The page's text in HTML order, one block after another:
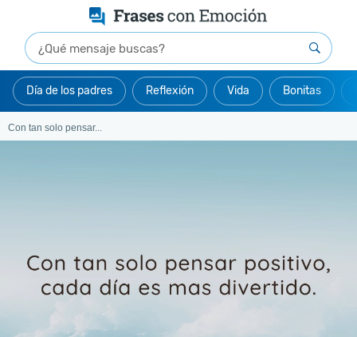
Día de los padres Reflexión Vida Bonitas
Con tan solo pensar...